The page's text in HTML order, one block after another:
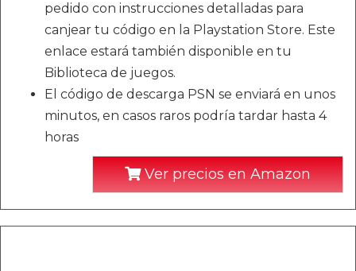
pedido con instrucciones detalladas para
canjear tu código en la Playstation Store. Este
enlace estará también disponible en tu
Biblioteca de juegos.
El código de descarga PSN se enviará en unos
minutos, en casos raros podría tardar hasta 4
horas
Ver precios en Amazon